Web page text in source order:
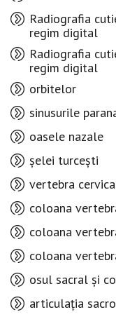
Radiografia
regim digital
Radiografia
regim digital
orbitelor
sinusurile
oasele nazale
șelei turcești
vertebra
coloana
coloana
coloana
osul sacral și
articulația